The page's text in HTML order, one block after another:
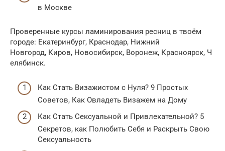
в Москве
Проверенные курсы ламинирования ресниц в твоём
городе: Екатеринбург, Краснодар, Нижний
Новгород, Киров, Новосибирск, Воронеж, Красноярск, Ч
елябинск.
Как Стать Визажистом с Нуля? 9 Простых
Советов, Как Овладеть Визажем на Дому
Как Стать Сексуальной и Привлекательной? 5
Секретов, как Полюбить Себя и Раскрыть Свою
Сексуальность